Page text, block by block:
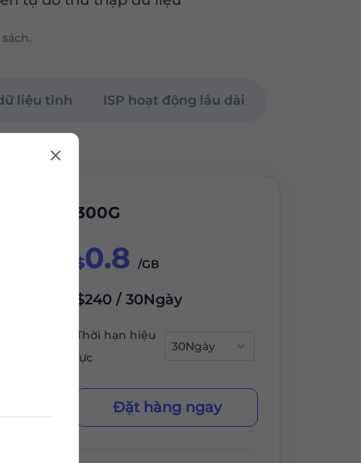
liệu tĩnh ISP hoạt động lâu dài
300G
$0.8 /GB
$240 / 30Ngày
Thời hạn hiệu
lực
Đặt hàng ngay